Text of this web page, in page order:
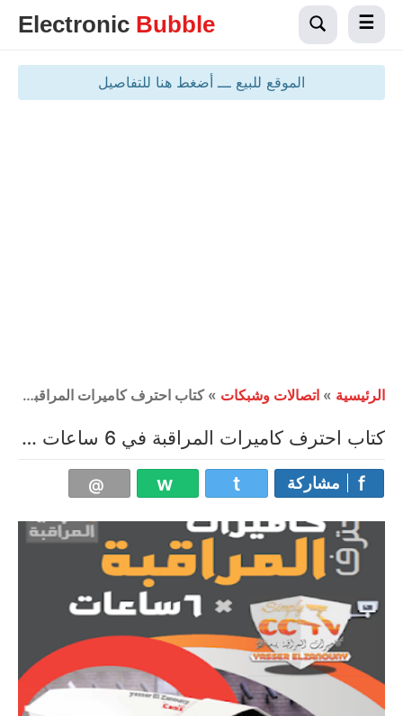
Electronic Bubble
الموقع للبيع ـــ أضغط هنا للتفاصيل
الرئيسية » اتصالات وشبكات »كتاب احترف كاميرات المراقبة في 6 ساعات عملياً [pdf]
كتاب احترف كاميرات المراقبة في 6 ساعات عملياً [pdf]
مشاركة